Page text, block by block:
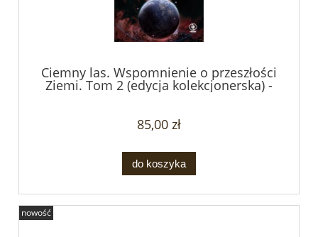
Ciemny las. Wspomnienie o przeszłości
Ziemi. Tom 2 (edycja kolekcjonerska) -
Cixin Liu
85,00 zł
do koszyka
nowość